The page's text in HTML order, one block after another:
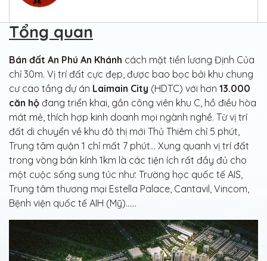
Tổng quan
Bán đất An Phú An Khánh cách mặt tiền lương Định Của
chỉ 30m. Vị trí đất cực đẹp, được bao bọc bởi khu chung
cư cao tầng dự án Laimain City (HDTC) với hơn 13.000
căn hộ đang triển khai, gần công viên khu C, hồ điều hòa
mát mẻ, thích hợp kinh doanh mọi ngành nghề. Từ vị trí
đất di chuyển về khu đô thị mới Thủ Thiêm chỉ 5 phút,
Trung tâm quận 1 chỉ mất 7 phút… Xung quanh vị trí đất
trong vòng bán kính 1km là các tiện ích rất đầy đủ cho
một cuộc sống sung túc như: Trường học quốc tế AIS,
Trung tâm thương mại Estella Palace, Cantavil, Vincom,
Bệnh viện quốc tế AIH (Mỹ)……